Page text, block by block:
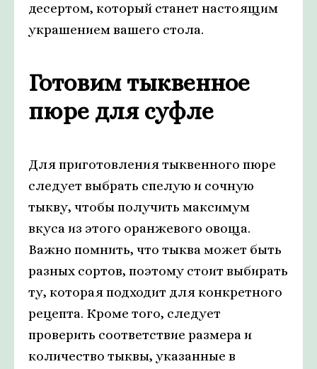
десертом, который станет настоящим
украшением вашего стола.
Готовим тыквенное
пюре для суфле
Для приготовления тыквенного пюре
следует выбрать спелую и сочную
тыкву, чтобы получить максимум
вкуса из этого оранжевого овоща.
Важно помнить, что тыква может быть
разных сортов, поэтому стоит выбирать
ту, которая подходит для конкретного
рецепта. Кроме того, следует
проверить соответствие размера и
количество тыквы, указанные в